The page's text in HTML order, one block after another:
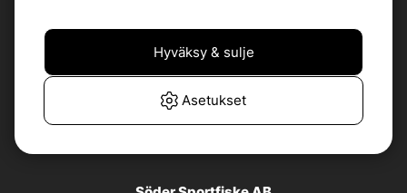
Asetukset
Hyväksy & sulje